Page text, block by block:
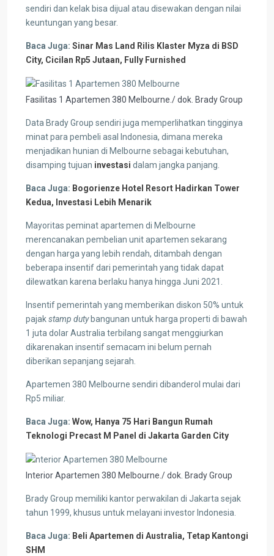
sendiri dan kelak bisa dijual atau disewakan dengan nilai
keuntungan yang besar.
Baca Juga: Sinar Mas Land Rilis Klaster Myza di BSD
City, Cicilan Rp5 Jutaan, Fully Furnished
Fasilitas 1 Apartemen 380 Melbourne./ dok. Brady Group
Data Brady Group sendiri juga memperlihatkan tingginya
minat para pembeli asal Indonesia, dimana mereka
menjadikan hunian di Melbourne sebagai kebutuhan,
disamping tujuan investasi dalam jangka panjang.
Baca Juga: Bogorienze Hotel Resort Hadirkan Tower
Kedua, Investasi Lebih Menarik
Mayoritas peminat apartemen di Melbourne
merencanakan pembelian unit apartemen sekarang
dengan harga yang lebih rendah, ditambah dengan
beberapa insentif dari pemerintah yang tidak dapat
dilewatkan karena berlaku hanya hingga Juni 2021.
Insentif pemerintah yang memberikan diskon 50% untuk
pajakstamp dutybangunan untuk harga properti di bawah
1 juta dolar Australia terbilang sangat menggiurkan
dikarenakan insentif semacam ini belum pernah
diberikan sepanjang sejarah.
Apartemen 380 Melbourne sendiri dibanderol mulai dari
Rp5 miliar.
Baca Juga: Wow, Hanya 75 Hari Bangun Rumah
Teknologi Precast M Panel di Jakarta Garden City
Interior Apartemen 380 Melbourne./ dok. Brady Group
Brady Group memiliki kantor perwakilan di Jakarta sejak
tahun 1999, khusus untuk melayani investor Indonesia.
Baca Juga: Beli Apartemen di Australia, Tetap Kantongi
SHM